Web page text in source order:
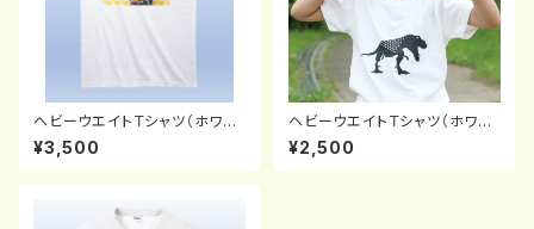
ヘビーウエイトＴシャツ（ホワイ
ト：XXL～ＸXXＬ）
¥3,500
ヘビーウエイトＴシャツ（ホワイ
ト：100cm～160cm）
¥2,500